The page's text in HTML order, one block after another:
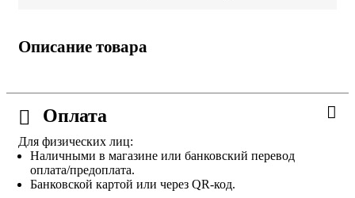
Описание товара
Оплата
Для физических лиц:
Наличными в магазине или банковский перевод
оплата/предоплата.
Банковской картой или через QR-код.